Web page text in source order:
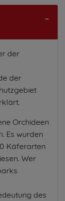
der
der
Orchideen
Es wurden
Käferarten
Wer
des